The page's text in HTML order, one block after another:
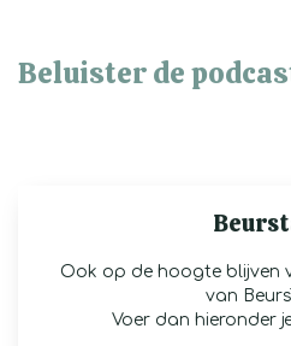
Beluister de
Ook op de hoogte blijven
van
Voer dan hieronder